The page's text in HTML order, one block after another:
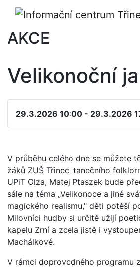
AKCE
Velikonoční
29.3.2026 10:00 - 29.3.2026
V průběhu celého dne se můžete
žáků ZUŠ Třinec, tanečního
UPiT Olza, Matej Ptaszek bude
sále na téma „Velikonoce a jiné
magického realismu," děti potěší
Milovníci hudby si určitě užijí
kapelu Zrní a zcela jistě i
Machálkové.
V rámci doprovodného programu